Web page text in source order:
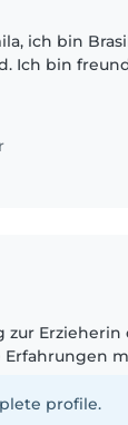
ich bin
Ich bin
zur Erzieherin
profile.